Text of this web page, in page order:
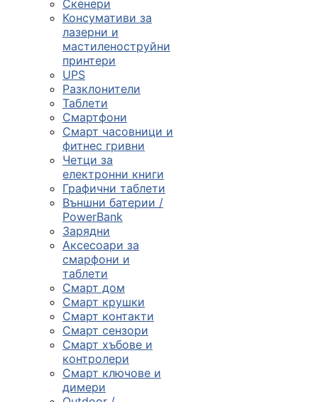
Скенери
Консумативи за
лазерни и
мастиленоструйни
принтери
UPS
Разклонители
Таблети
Смартфони
Смарт часовници и
фитнес гривни
Четци за
електронни книги
Графични таблети
Външни батерии /
PowerBank
Зарядни
Аксесоари за
смарфони и
таблети
Смарт дом
Смарт крушки
Смарт контакти
Смарт сензори
Смарт хъбове и
контролери
Смарт ключове и
димери